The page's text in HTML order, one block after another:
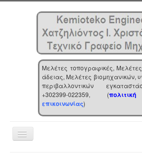
Μελέτες τοπογραφικές, Μελέτες
άδειας, Μελέτες βιομηχανικών,
περιβαλλοντικών
+302399-022359, (
επικοινωνίας)
Toggle
Navigation